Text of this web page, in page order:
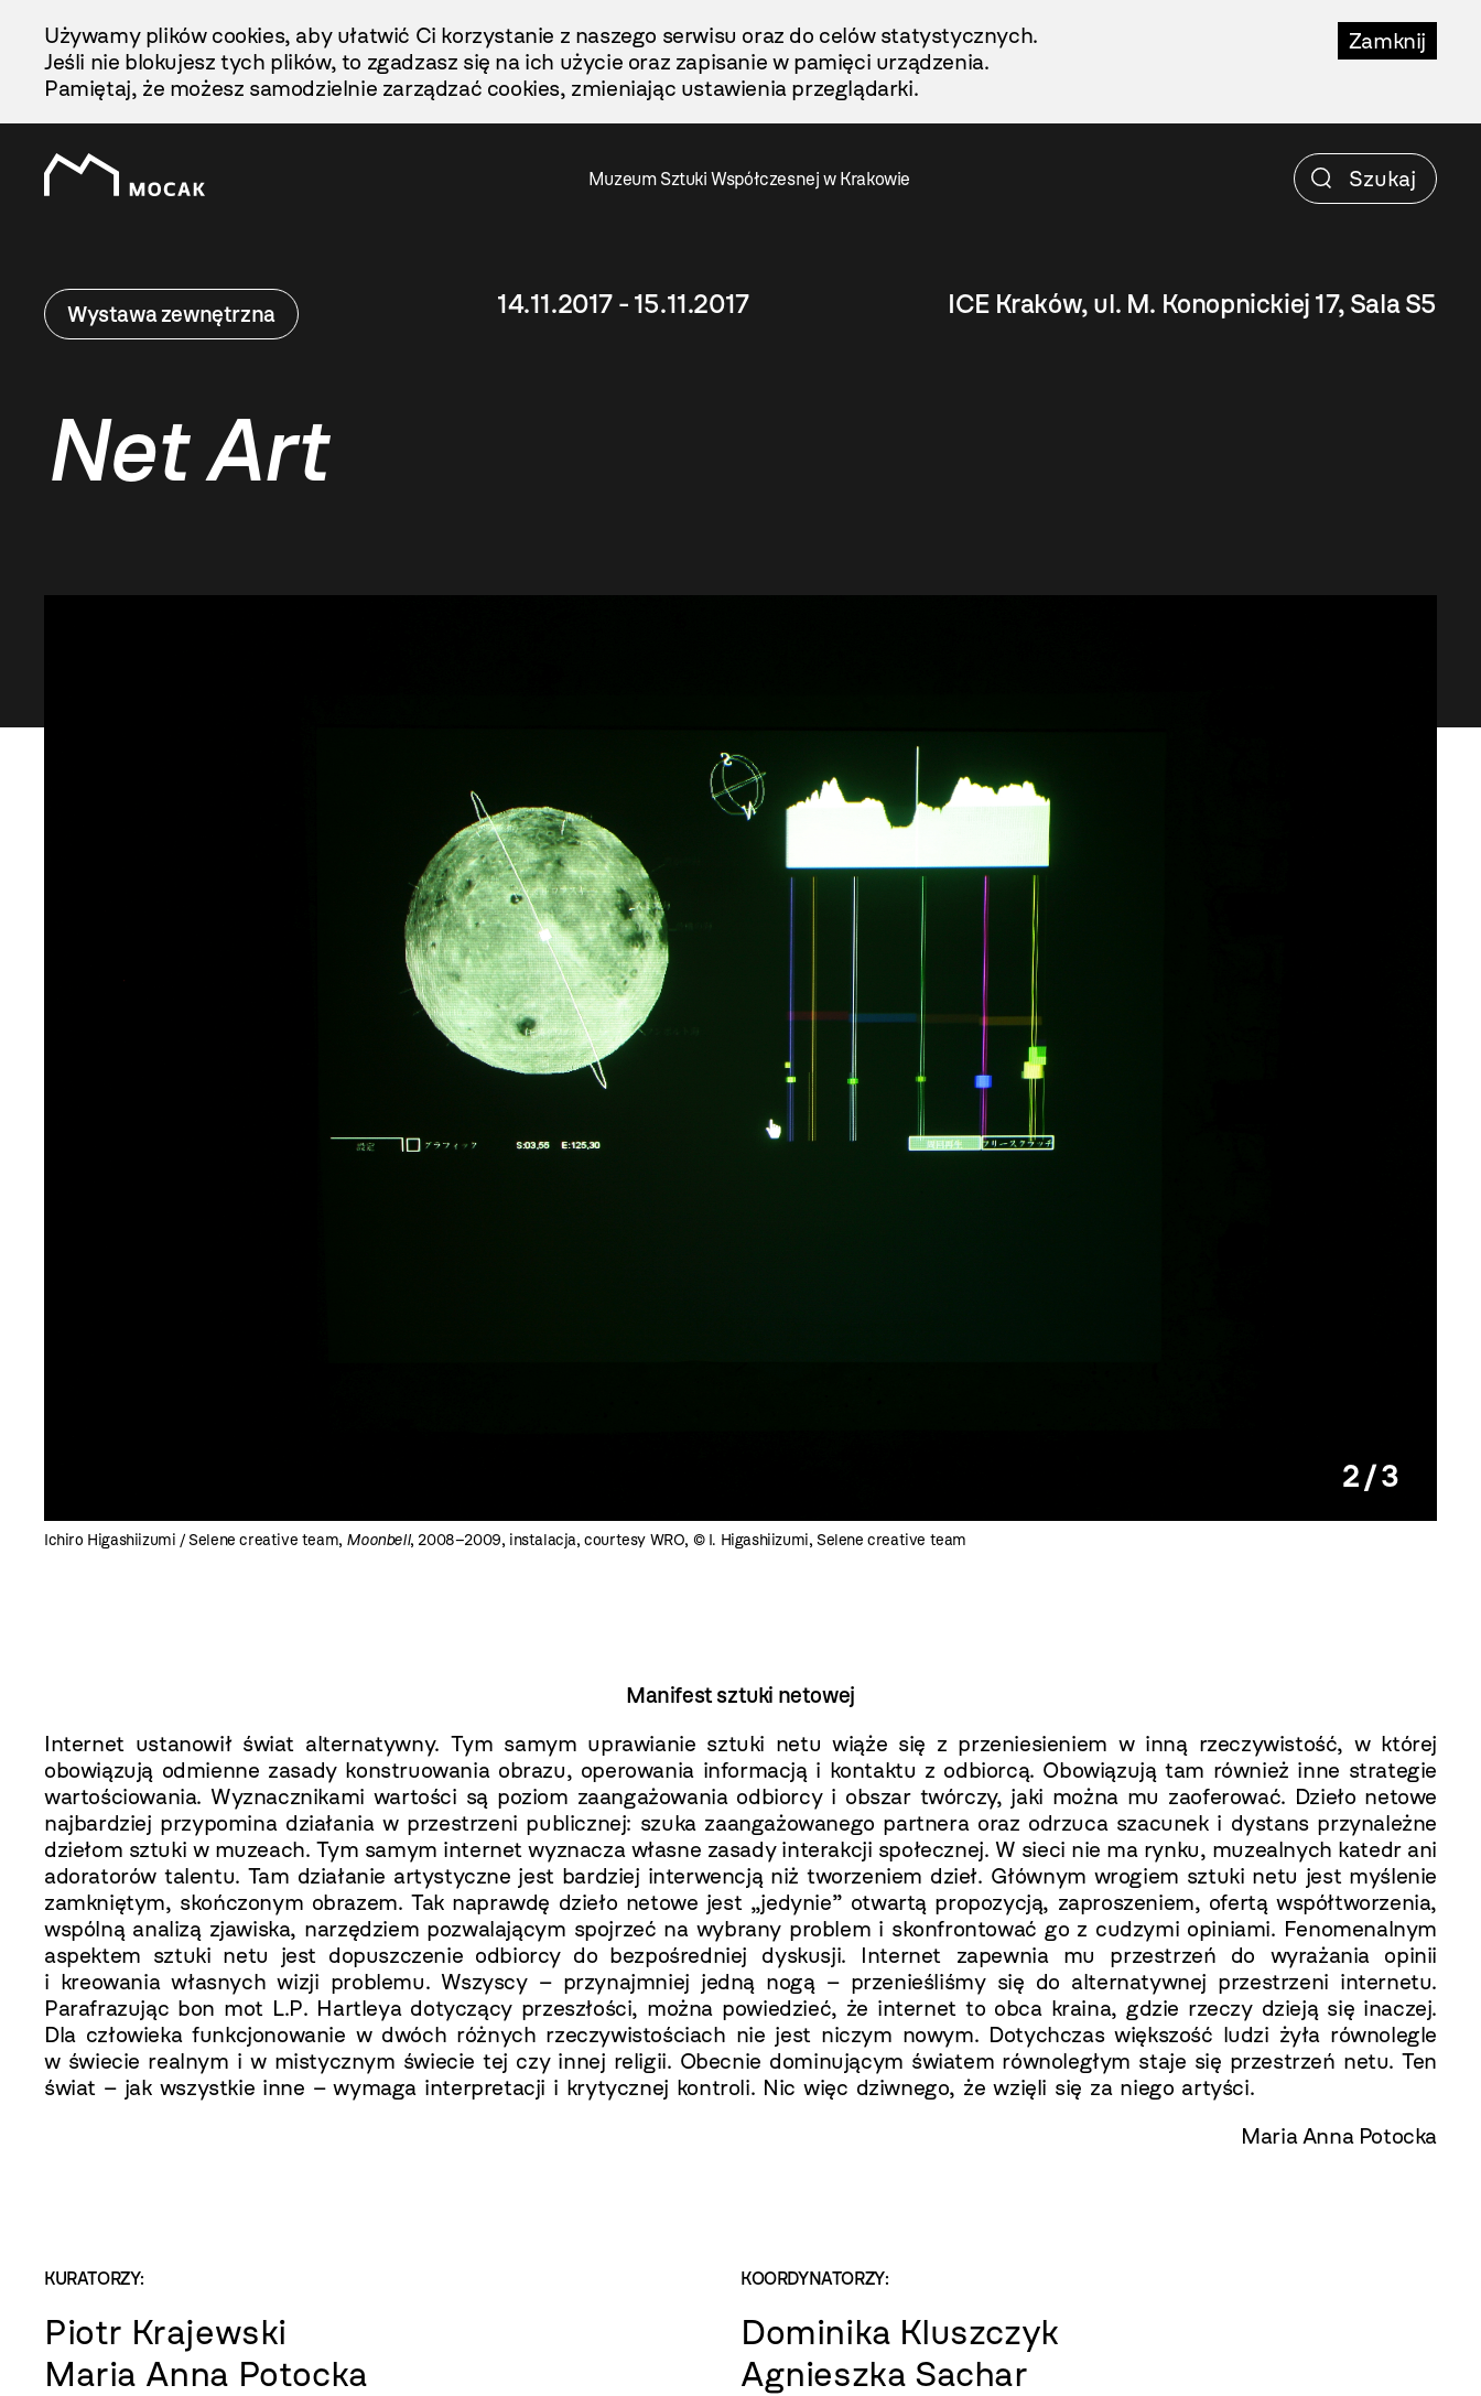
Treści
Zamknij
Używamy plików cookies, aby ułatwić Ci korzystanie z naszego serwisu oraz do celów statystycznych.
Jeśli nie blokujesz tych plików, to zgadzasz się na ich użycie oraz zapisanie w pamięci urządzenia.
Pamiętaj, że możesz samodzielnie zarządzać cookies, zmieniając ustawienia przeglądarki.
Muzeum Sztuki Współczesnej w Krakowie
Wystawa zewnętrzna 14.11.2017 - 15.11.2017 ICE Kraków, ul. M. Konopnickiej 17, Sala S5
Net Art
Ichiro Higashiizumi / Selene creative team, Moonbell, 2008–2009, instalacja, courtesy WRO, © I. Higashiizumi, Selene creative team
2 / 3
Manifest sztuki netowej
Internet ustanowił świat alternatywny. Tym samym uprawianie sztuki netu wiąże się z przeniesieniem w inną rzeczywistość, w której
obowiązują odmienne zasady konstruowania obrazu, operowania informacją i kontaktu z odbiorcą. Obowiązują tam również inne strategie
wartościowania. Wyznacznikami wartości są poziom zaangażowania odbiorcy i obszar twórczy, jaki można mu zaoferować. Dzieło netowe
najbardziej przypomina działania w przestrzeni publicznej: szuka zaangażowanego partnera oraz odrzuca szacunek i dystans przynależne
dziełom sztuki w muzeach. Tym samym internet wyznacza własne zasady interakcji społecznej. W sieci nie ma rynku, muzealnych katedr ani
adoratorów talentu. Tam działanie artystyczne jest bardziej interwencją niż tworzeniem dzieł. Głównym wrogiem sztuki netu jest myślenie
zamkniętym, skończonym obrazem. Tak naprawdę dzieło netowe jest „jedynie” otwartą propozycją, zaproszeniem, ofertą współtworzenia,
wspólną analizą zjawiska, narzędziem pozwalającym spojrzeć na wybrany problem i skonfrontować go z cudzymi opiniami. Fenomenalnym
aspektem sztuki netu jest dopuszczenie odbiorcy do bezpośredniej dyskusji. Internet zapewnia mu przestrzeń do wyrażania opinii
i kreowania własnych wizji problemu. Wszyscy – przynajmniej jedną nogą – przenieśliśmy się do alternatywnej przestrzeni internetu.
Parafrazując bon mot L.P. Hartleya dotyczący przeszłości, można powiedzieć, że internet to obca kraina, gdzie rzeczy dzieją się inaczej.
Dla człowieka funkcjonowanie w dwóch różnych rzeczywistościach nie jest niczym nowym. Dotychczas większość ludzi żyła równolegle
w świecie realnym i w mistycznym świecie tej czy innej religii. Obecnie dominującym światem równoległym staje się przestrzeń netu. Ten
świat – jak wszystkie inne – wymaga interpretacji i krytycznej kontroli. Nic więc dziwnego, że wzięli się za niego artyści.
Maria Anna Potocka
KURATORZY:
Piotr Krajewski
Maria Anna Potocka
KOORDYNATORZY:
Dominika Kluszczyk
Agnieszka Sachar